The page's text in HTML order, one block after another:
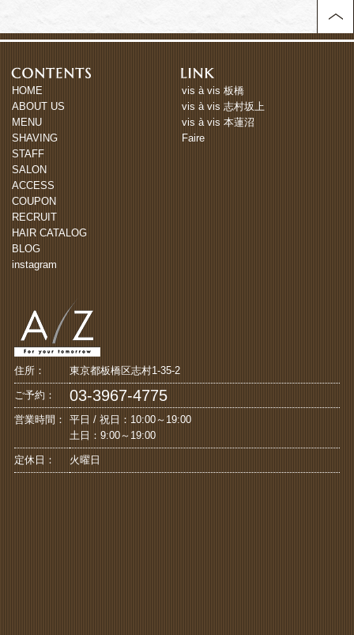
HOME
ABOUT US
MENU
SHAVING
STAFF
SALON
ACCESS
COUPON
RECRUIT
HAIR CATALOG
BLOG
instagram
vis à vis 板橋
vis à vis 志村坂上
vis à vis 本蓮沼
Faire
住所： 東京都板橋区志村1-35-2
ご予約： 03-3967-4775
営業時間：
平日 / 祝日：10:00～19:00
土日：9:00～19:00
定休日： 火曜日